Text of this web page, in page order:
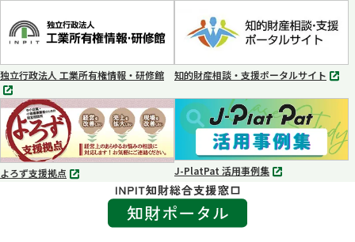
ブ
で
く
ブ
で
開
く
独立行政法人 工業所有権情報・研修館
別
タ
ブ
で
知的財産相談・支援ポータルサイト
別
タ
開
く
よろず支援拠点
別
J-PlatPat 活用事例集
別